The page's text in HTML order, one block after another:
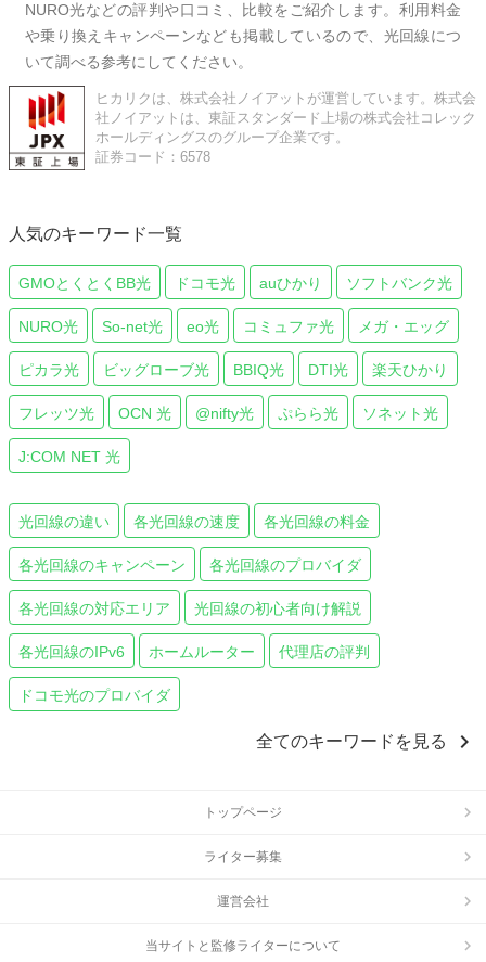
NURO光などの評判や口コミ、比較をご紹介します。利用料金
や乗り換えキャンペーンなども掲載しているので、光回線につ
いて調べる参考にしてください。
ヒカリクは、株式会社ノイアットが運営しています。株式会
社ノイアットは、東証スタンダード上場の株式会社コレック
ホールディングスのグループ企業です。
証券コード：6578
人気のキーワード一覧
GMOとくとくBB光 ドコモ光 auひかり ソフトバンク光
NURO光 So-net光 eo光 コミュファ光 メガ・エッグ
ピカラ光 ビッグローブ光 BBIQ光 DTI光 楽天ひかり
フレッツ光 OCN 光 @nifty光 ぷらら光 ソネット光
J:COM NET 光
光回線の違い 各光回線の速度 各光回線の料金
各光回線のキャンペーン 各光回線のプロバイダ
各光回線の対応エリア 光回線の初心者向け解説
各光回線のIPv6 ホームルーター 代理店の評判
ドコモ光のプロバイダ
全てのキーワードを見る chevron_right
トップページ
ライター募集
運営会社
当サイトと監修ライターについて